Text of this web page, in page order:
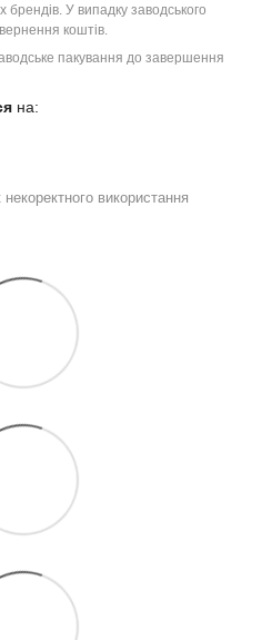
У випадку заводського
коштів.
пакування до завершення
на:
використання